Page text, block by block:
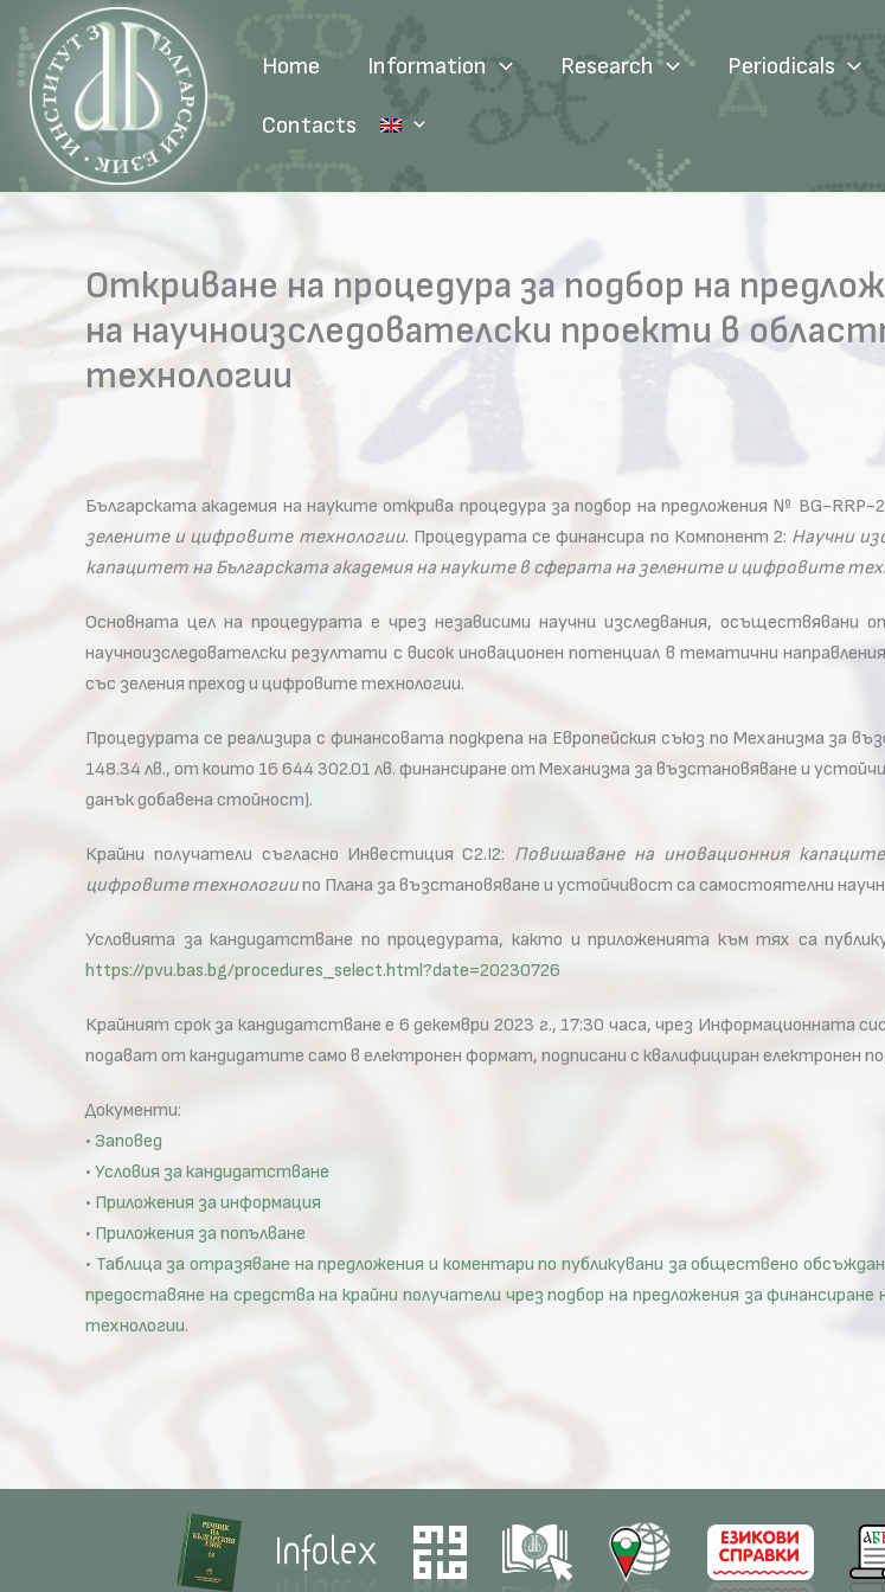
content
Home Information Research Periodicals
Contacts
Откриване на процедура за подбор на
на научноизследователски проекти в
технологии
Българската академия на науките открива процедура за подбор на предложения № BG-RRP-
зелените и цифровите технологии. Процедурата се финансира по Компонент 2: Научни
капацитет на Българската академия на науките в сферата на зелените и цифровите
Основната цел на процедурата е чрез независими научни изследвания,
научноизследователски резултати с висок иновационен потенциал в тематични
със зеления преход и цифровите технологии.
Процедурата се реализира с финансовата подкрепа на Европейския съюз по Механизма за
148.34 лв., от които 16 644 302.01 лв. финансиране от Механизма за възстановяване и
данък добавена стойност).
Крайни получатели съгласно Инвестиция C2.I2: Повишаване на иновационния
цифровите технологиипо Плана за възстановяване и устойчивост са самостоятелни
Условията за кандидатстване по процедурата, както и приложенията към тях са
https://pvu.bas.bg/procedures_select.html?date=20230726
Крайният срок за кандидатстване е 6 декември 2023 г., 17:30 часа, чрез Информационната
подават от кандидатите само в електронен формат, подписани с квалифициран електронен
Документи:
• Заповед
• Условия за кандидатстване
• Приложения за информация
• Приложения за попълване
• Таблица за отразяване на предложения и коментари по публикувани за обществено
предоставяне на средства на крайни получатели чрез подбор на предложения за
технологии.